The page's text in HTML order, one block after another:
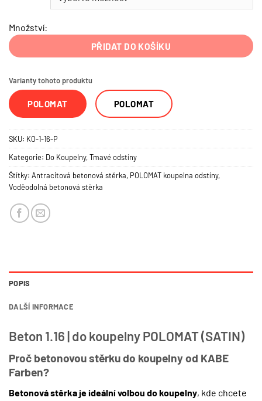
Množství:
PŘIDAT DO KOŠÍKU
Varianty tohoto produktu
POLOMAT POLOMAT
SKU: KO-1-16-P
Kategorie: Do Koupelny,Tmavé odstíny
Štítky: Antracitová betonová stěrka, POLOMAT koupelna odstíny,
Voděodolná betonová stěrka
POPIS
DALŠÍ INFORMACE
Beton 1.16 | do koupelny POLOMAT (SATIN)
Proč betonovou stěrku do koupelny od KABE
Farben?
Betonová stěrka je ideální volbou do koupelny, kde chcete